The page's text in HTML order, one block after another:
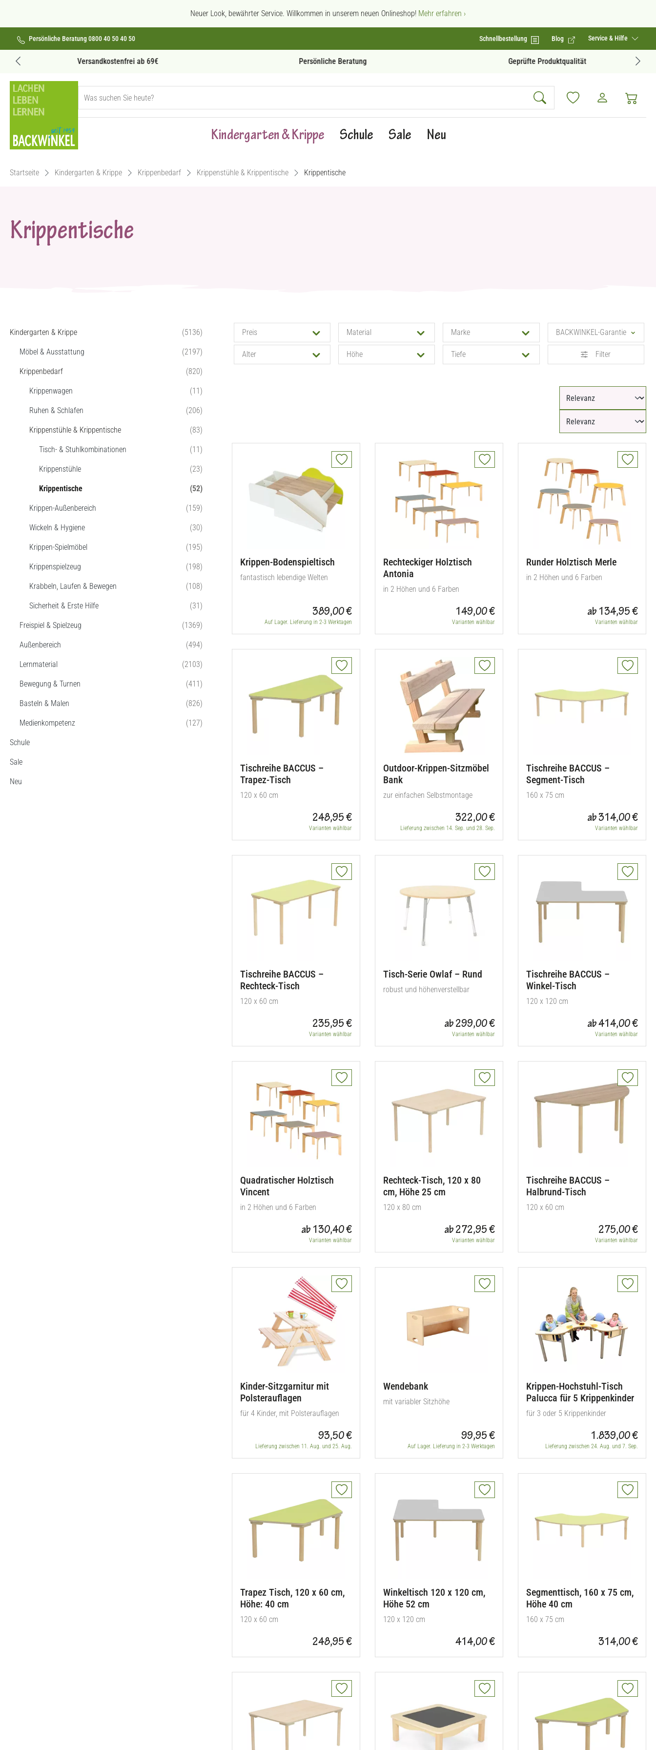
Neuer Look, bewährter Service. Willkommen in unserem neuen Onlineshop! Mehr erfahren ›
Persönliche Beratung 0800 40 50 40 50 Schnellbestellung Blog Service & Hilfe
Versandkostenfrei ab 69€ Persönliche Beratung Geprüfte Produktqualität
Kindergarten & Krippe Schule Sale Neu
Startseite Kindergarten & Krippe Krippenbedarf Krippenstühle & Krippentische Krippentische
Krippentische
Kindergarten & Krippe (5136)
Möbel & Ausstattung (2197)
Krippenbedarf (820)
Krippenwagen (11)
Ruhen & Schlafen (206)
Krippenstühle & Krippentische (83)
Tisch- & Stuhlkombinationen (11)
Krippenstühle (23)
Krippentische (52)
Krippen-Außenbereich (159)
Wickeln & Hygiene (30)
Krippen-Spielmöbel (195)
Krippenspielzeug (198)
Krabbeln, Laufen & Bewegen (108)
Sicherheit & Erste Hilfe (31)
Freispiel & Spielzeug (1369)
Außenbereich (494)
Lernmaterial (2103)
Bewegung & Turnen (411)
Basteln & Malen (826)
Medienkompetenz (127)
Schule
Sale
Neu
Preis Material Marke BACKWINKEL-Garantie
Alter Höhe Tiefe Filter
Krippen-Bodenspieltisch
fantastisch lebendige Welten
389,00 €
Auf Lager. Lieferung in 2-3 Werktagen
Rechteckiger Holztisch
Antonia
in 2 Höhen und 6 Farben
149,00 €
Varianten wählbar
Runder Holztisch Merle
in 2 Höhen und 6 Farben
ab 134,95 €
Varianten wählbar
Tischreihe BACCUS –
Trapez-Tisch
120 x 60 cm
248,95 €
Varianten wählbar
Outdoor-Krippen-Sitzmöbel
Bank
zur einfachen Selbstmontage
322,00 €
Lieferung zwischen 14. Sep. und 28. Sep.
Tischreihe BACCUS –
Segment-Tisch
160 x 75 cm
ab 314,00 €
Varianten wählbar
Tischreihe BACCUS –
Rechteck-Tisch
120 x 60 cm
235,95 €
Varianten wählbar
Tisch-Serie Owlaf – Rund
robust und höhenverstellbar
ab 299,00 €
Varianten wählbar
Tischreihe BACCUS –
Winkel-Tisch
120 x 120 cm
ab 414,00 €
Varianten wählbar
Quadratischer Holztisch
Vincent
in 2 Höhen und 6 Farben
ab 130,40 €
Varianten wählbar
Rechteck-Tisch, 120 x 80
cm, Höhe 25 cm
120 x 80 cm
ab 272,95 €
Varianten wählbar
Tischreihe BACCUS –
Halbrund-Tisch
120 x 60 cm
275,00 €
Varianten wählbar
Kinder-Sitzgarnitur mit
Polsterauflagen
für 4 Kinder, mit Polsterauflagen
93,50 €
Lieferung zwischen 11. Aug. und 25. Aug.
Wendebank
mit variabler Sitzhöhe
99,95 €
Auf Lager. Lieferung in 2-3 Werktagen
Krippen-Hochstuhl-Tisch
Palucca für 5 Krippenkinder
für 3 oder 5 Krippenkinder
1.839,00 €
Lieferung zwischen 24. Aug. und 7. Sep.
Trapez Tisch, 120 x 60 cm,
Höhe: 40 cm
120 x 60 cm
248,95 €
Winkeltisch 120 x 120 cm,
Höhe 52 cm
120 x 120 cm
414,00 €
Segmenttisch, 160 x 75 cm,
Höhe 40 cm
160 x 75 cm
314,00 €